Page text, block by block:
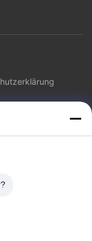
Yixing-Stadt